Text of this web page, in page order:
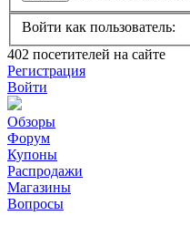
Войти как пользователь:
402 посетителей на сайте
Регистрация
Войти
Обзоры
Форум
Купоны
Распродажи
Магазины
Вопросы